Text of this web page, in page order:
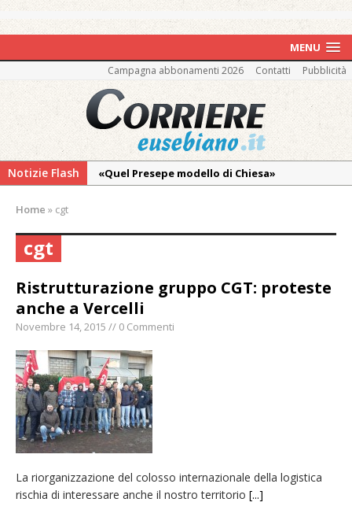
MENU
Campagna abbonamenti 2026 Contatti Pubblicità
Notizie Flash
«Quel Presepe modello di Chiesa»
mercatino agricolo
fronte. Evacuato il rifugio e chiusi tutti i
sentieri
Vercelli: in alcune vie nuova tracciatura delle
Nuovo fronte delle fiamme: vasto incendio
alle pendici del Monte Barone
Centinaia di vercellesi a Oropa per il
pellegrinaggio diocesano
Intervento dei vigili del fuoco per un
incendio di sterpaglie a Caresanablot
Dieci anni fa l’ingresso a Vercelli
Home » cgt
cgt
Ristrutturazione gruppo CGT: proteste
anche a Vercelli
Novembre 14, 2015 // 0 Commenti
La riorganizzazione del colosso internazionale della logistica
rischia di interessare anche il nostro territorio [...]